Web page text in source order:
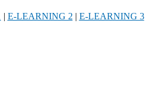
| E-LEARNING 2 | E-LEARNING 3